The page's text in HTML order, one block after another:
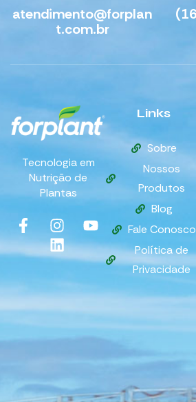
atendimento@forplan
t.com.br
Links
Sobre
Nossos
Produtos
Blog
Fale Conosco
Política de
Privacidade
Tecnologia em
Nutrição de
Plantas